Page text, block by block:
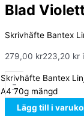
Blad
Skrivhäfte Bantex
279,00 kr223,20 kr
-
Skrivhäfte Bantex
A4 70g mängd
Lägg till i